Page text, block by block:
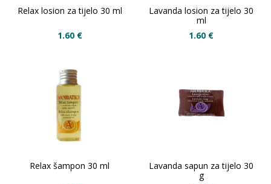
Relax losion za tijelo 30 ml
1.60 €
Lavanda losion za tijelo 30
ml
1.60 €
Relax šampon 30 ml
Lavanda sapun za tijelo 30
g